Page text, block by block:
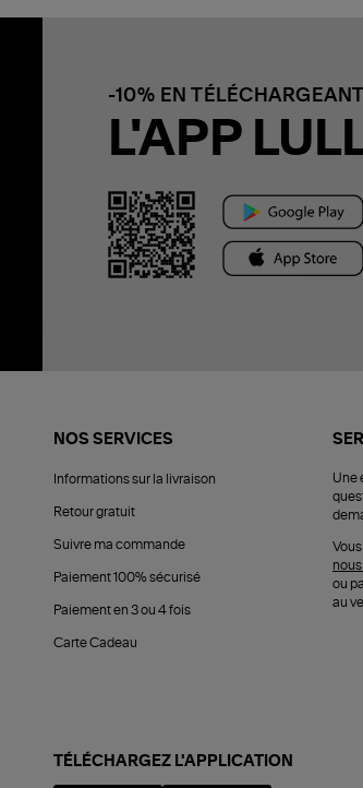
-10% EN TÉLÉCHARGEANT
L'APP
NOS SERVICES
Informations sur la livraison
Retour gratuit
Suivre ma commande
Paiement 100% sécurisé
Paiement en 3 ou 4 fois
Carte Cadeau
Une
ou
au
TÉLÉCHARGEZ L'APPLICATION